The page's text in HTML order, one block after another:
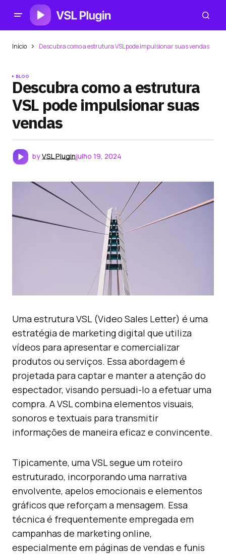
Início Descubra como a estrutura VSL pode impulsionar suas vendas
BLOG
Descubra como a estrutura
VSL pode impulsionar suas
vendas
byVSL Pluginjulho 19, 2024
Uma estrutura VSL (Video Sales Letter) é uma
estratégia de marketing digital que utiliza
vídeos para apresentar e comercializar
produtos ou serviços. Essa abordagem é
projetada para captar e manter a atenção do
espectador, visando persuadi-lo a efetuar uma
compra. A VSL combina elementos visuais,
sonoros e textuais para transmitir
informações de maneira eficaz e convincente.
Tipicamente, uma VSL segue um roteiro
estruturado, incorporando uma narrativa
envolvente, apelos emocionais e elementos
gráficos que reforçam a mensagem. Essa
técnica é frequentemente empregada em
campanhas de marketing online,
especialmente em páginas de vendas e funis